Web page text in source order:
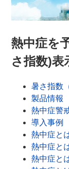
熱中症を
さ指数)表
暑さ指数
製品情報
熱中症警
導入事例
熱中症と
熱中症と
熱中症と